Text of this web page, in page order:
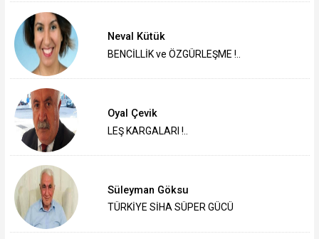
Neval Kütük
BENCİLLİK ve ÖZGÜRLEŞME !..
Oyal Çevik
LEŞ KARGALARI !..
Süleyman Göksu
TÜRKİYE SİHA SÜPER GÜCÜ